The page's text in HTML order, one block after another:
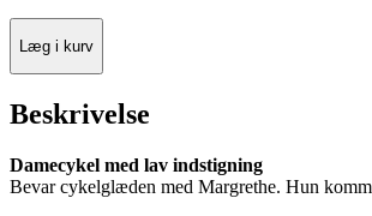
Læg i kurv
Beskrivelse
Damecykel med lav indstigning
Bevar cykelglæden med Margrethe. Hun